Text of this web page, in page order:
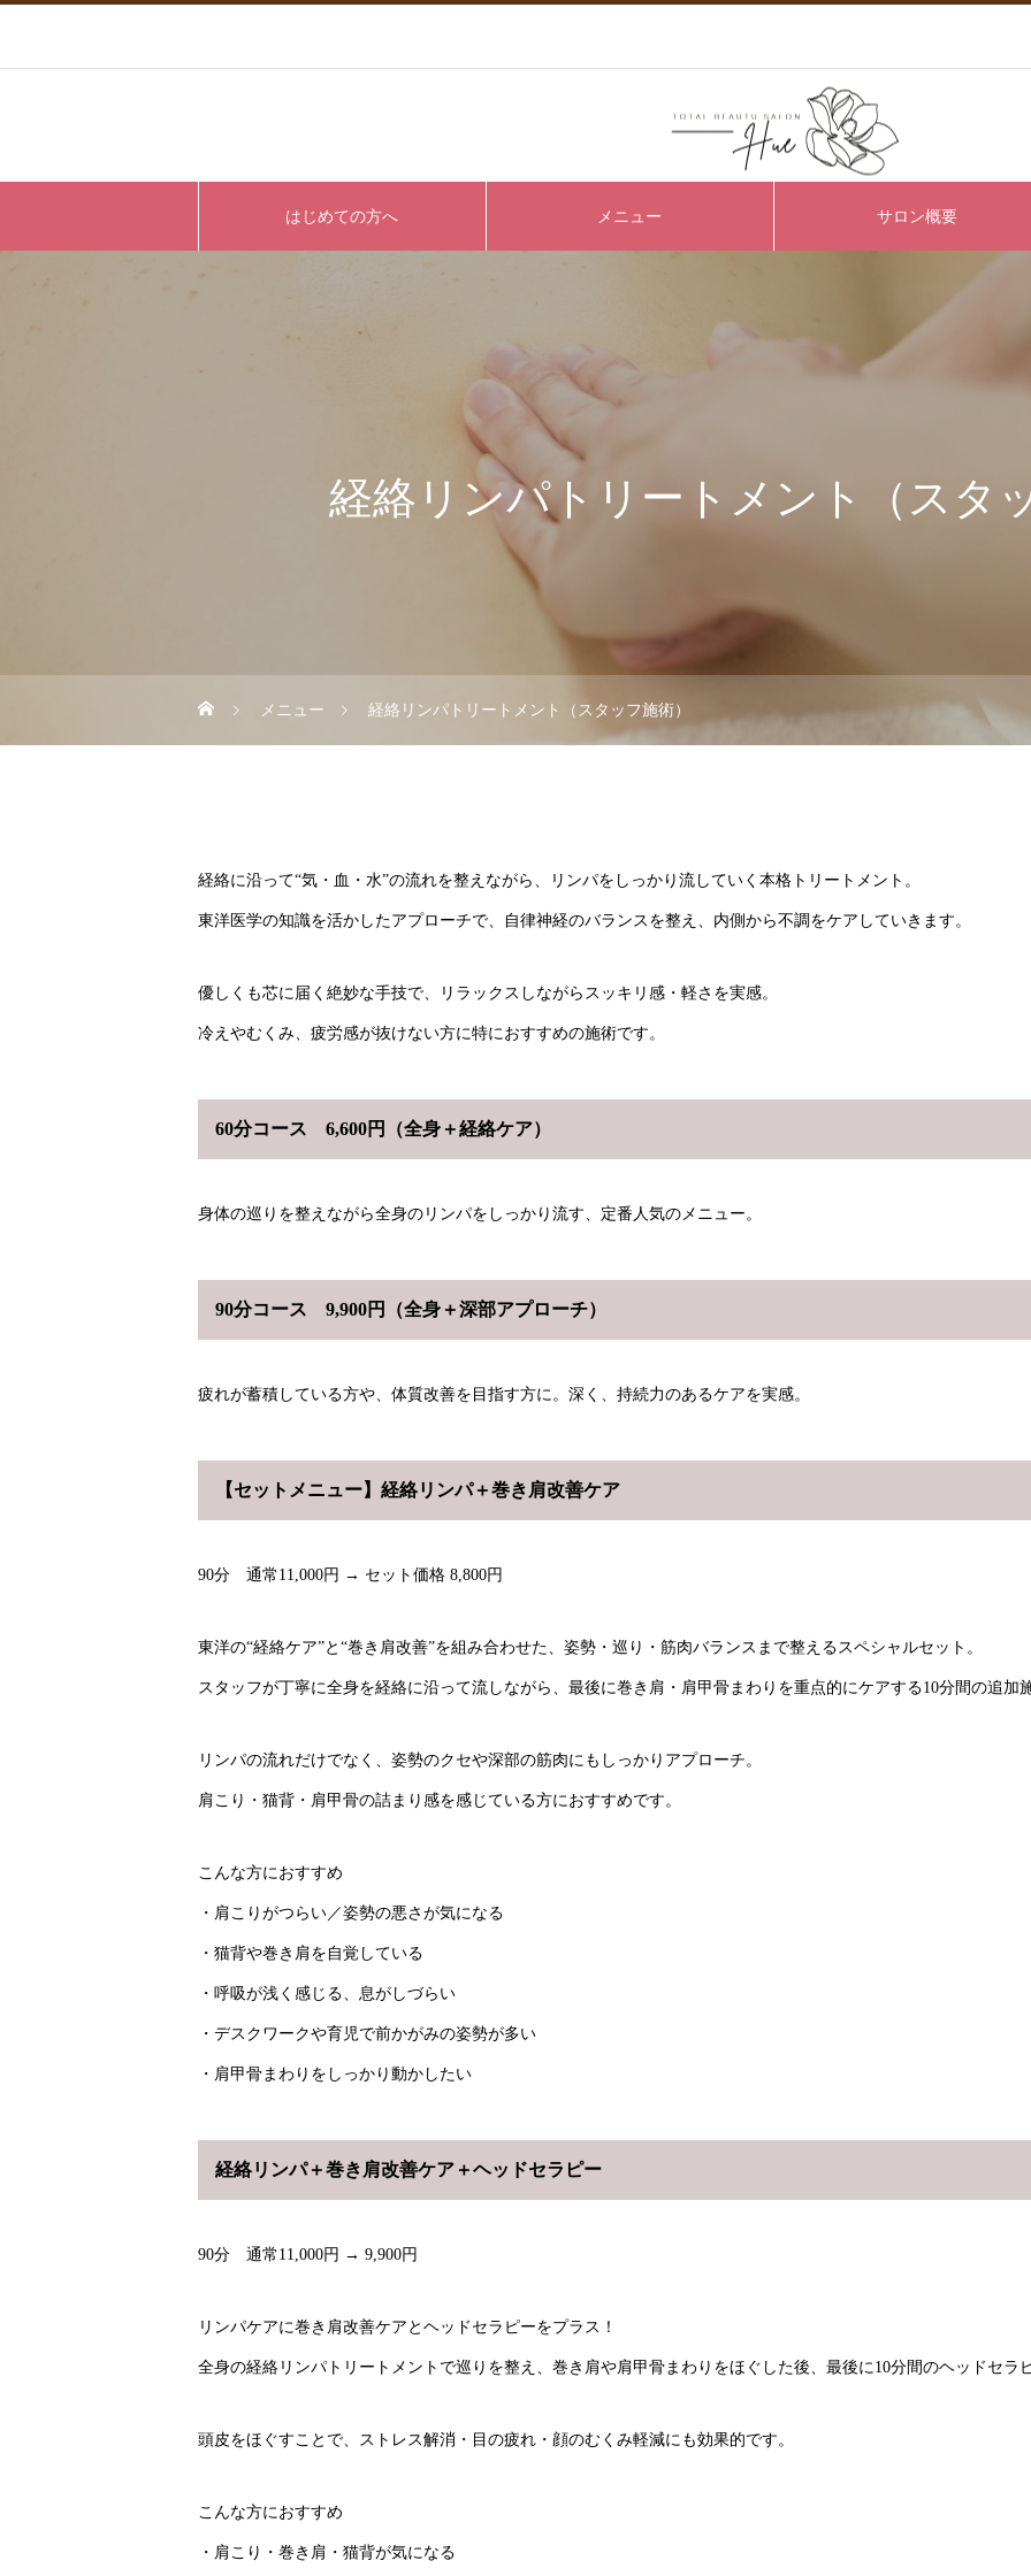
はじめての方へ メニュー サロン概要
経絡リンパトリートメント（スタ
メニュー 経絡リンパトリートメント（スタッフ施術）
経絡に沿って“気・血・水”の流れを整えながら、リンパをしっかり流していく本格トリートメント。
東洋医学の知識を活かしたアプローチで、自律神経のバランスを整え、内側から不調をケアしていきます。
優しくも芯に届く絶妙な手技で、リラックスしながらスッキリ感・軽さを実感。
冷えやむくみ、疲労感が抜けない方に特におすすめの施術です。
60分コース 6,600円（全身＋経絡ケア）
身体の巡りを整えながら全身のリンパをしっかり流す、定番人気のメニュー。
90分コース 9,900円（全身＋深部アプローチ）
疲れが蓄積している方や、体質改善を目指す方に。深く、持続力のあるケアを実感。
【セットメニュー】経絡リンパ＋巻き肩改善ケア
90分 通常11,000円 → セット価格 8,800円
東洋の“経絡ケア”と“巻き肩改善”を組み合わせた、姿勢・巡り・筋肉バランスまで整えるスペシャルセット。
スタッフが丁寧に全身を経絡に沿って流しながら、最後に巻き肩・肩甲骨まわりを重点的にケアする10分間の追加
リンパの流れだけでなく、姿勢のクセや深部の筋肉にもしっかりアプローチ。
肩こり・猫背・肩甲骨の詰まり感を感じている方におすすめです。
こんな方におすすめ
・肩こりがつらい／姿勢の悪さが気になる
・猫背や巻き肩を自覚している
・呼吸が浅く感じる、息がしづらい
・デスクワークや育児で前かがみの姿勢が多い
・肩甲骨まわりをしっかり動かしたい
経絡リンパ＋巻き肩改善ケア＋ヘッドセラピー
90分 通常11,000円 → 9,900円
リンパケアに巻き肩改善ケアとヘッドセラピーをプラス！
全身の経絡リンパトリートメントで巡りを整え、巻き肩や肩甲骨まわりをほぐした後、最後に10分間のヘッドセラ
頭皮をほぐすことで、ストレス解消・目の疲れ・顔のむくみ軽減にも効果的です。
こんな方におすすめ
・肩こり・巻き肩・猫背が気になる